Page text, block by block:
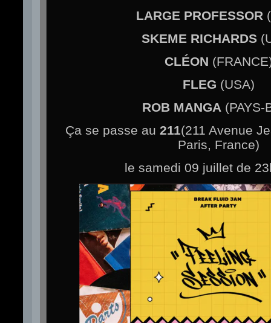
LARGE PROFESSOR
SKEME RICHARDS
CLÉON
FLEG (USA)
ROB MANGA (PAYS-
Ça se passe au 211(211 Avenue
Paris, France)
le samedi 09 juillet de